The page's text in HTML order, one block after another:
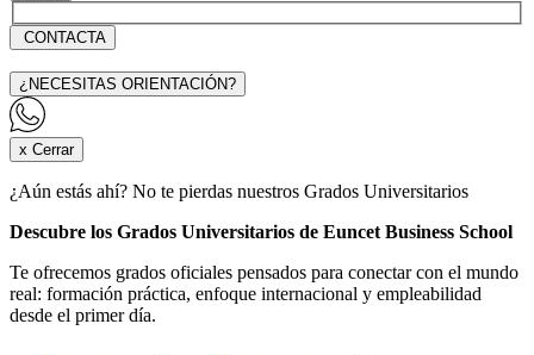
CONTACTA
¿NECESITAS ORIENTACIÓN?
x Cerrar
¿Aún estás ahí? No te pierdas nuestros Grados Universitarios
Descubre los Grados Universitarios de Euncet Business School
Te ofrecemos grados oficiales pensados para conectar con el mundo
real: formación práctica, enfoque internacional y empleabilidad
desde el primer día.